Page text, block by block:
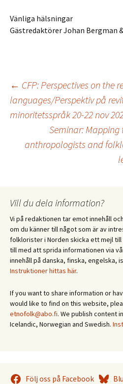
Vänliga hälsningar
Gästredaktörer Johan Bergman
← CFP: Perspectives on the
languages/Perspektiv på
minoritetsspråk 20-22 nov
Seminar: Mapping
anthropologists and
Vill du dela information?
Vi på redaktionen tar emot innehåll
om du känner till något som är av
folklorister i Norden skicka ett mejl till
till med att sprida informationen via
innehåll på danska, finska, engelska,
Instruktioner hittas här.
If you want to share information or
would like to find on this website,
etnofolk@abo.fi. We publish content
Icelandic, Norwegian and Swedish.
Följ oss på Facebook